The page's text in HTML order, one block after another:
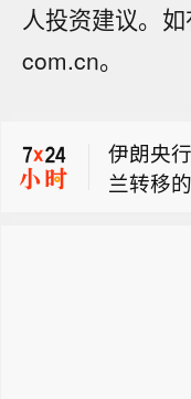
人投资建议。
com.cn。
泽连斯
多名船
警告说
伊朗央
兰转移